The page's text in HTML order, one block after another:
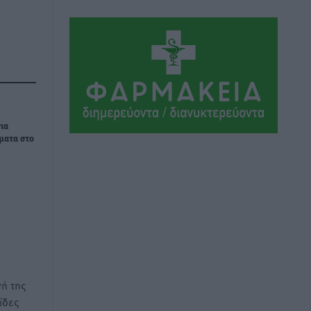
στο
της
Πρωταθλήματος Κ20 στα σωματεία
πριν 4 ώρες
Ευρωπαϊκό Πρωτάθλημα Στίβου: Πότε
αγωνίζονται η Μαγκούλια, η
Σπανουδάκη και ο Κριτούλης